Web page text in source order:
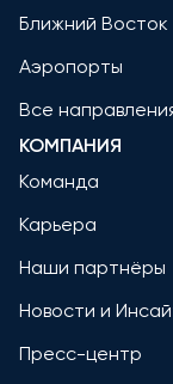
Ближний Восток
Аэропорты
Все
КОМПАНИЯ
Команда
Карьера
Наши партнёры
Новости и
Пресс-центр